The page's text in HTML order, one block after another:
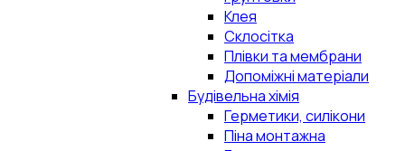
Клея
Склосітка
Плівки та мембрани
Допоміжні матеріали
Будівельна хімія
Герметики, силікони
Піна монтажна